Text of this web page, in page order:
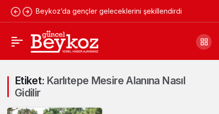
Beykoz’da gençler geleceklerini şekillendirdi
Etiket: Karlıtepe Mesire Alanına Nasıl
Gidilir